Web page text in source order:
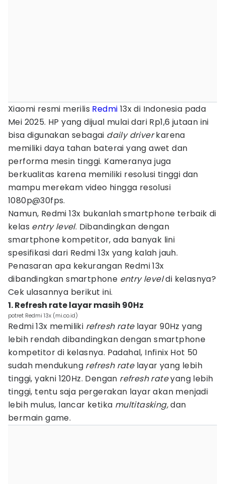
Xiaomi resmi merilis Redmi 13x di Indonesia pada
Mei 2025. HP yang dijual mulai dari Rp1,6 jutaan ini
bisa digunakan sebagai daily driverkarena
memiliki daya tahan baterai yang awet dan
performa mesin tinggi. Kameranya juga
berkualitas karena memiliki resolusi tinggi dan
mampu merekam video hingga resolusi
1080p@30fps.
‎Namun, Redmi 13x bukanlah smartphone terbaik di
kelas entry level. Dibandingkan dengan
smartphone kompetitor, ada banyak lini
spesifikasi dari Redmi 13x yang kalah jauh.
Penasaran apa kekurangan Redmi 13x
dibandingkan smartphone entry leveldi kelasnya?
Cek ulasannya berikut ini.
‎1. Refresh rate layar masih 90Hz
potret Redmi 13x (mi.co.id)
Redmi 13x memiliki refresh ratelayar 90Hz yang
lebih rendah dibandingkan dengan smartphone
kompetitor di kelasnya. Padahal, Infinix Hot 50
sudah mendukung refresh ratelayar yang lebih
tinggi, yakni 120Hz. Dengan refresh rateyang lebih
tinggi, tentu saja pergerakan layar akan menjadi
lebih mulus, lancar ketika multitasking,dan
bermain game.